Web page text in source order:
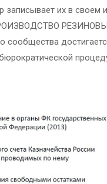
их в своем
сообщества